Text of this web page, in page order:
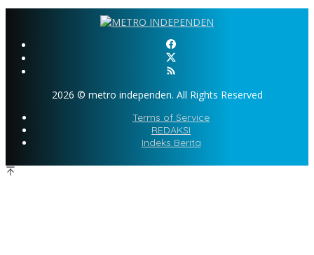
2026 © metro independen. All Rights Reserved
Terms of Service
REDAKSI
Indeks Berita